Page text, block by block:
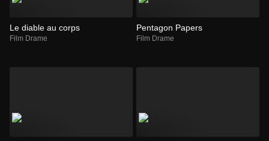
Le diable au corps
Film Drame
Pentagon Papers
Film Drame